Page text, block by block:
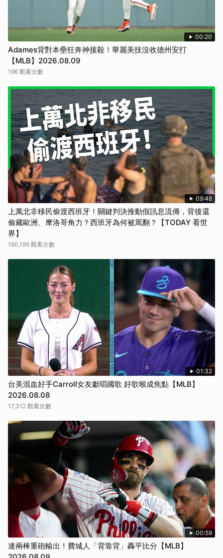
00:20
Adames背對本壘狂奔神接殺！華麗美技沒收德州安打
【MLB】2026.08.09
196 觀看次數
09:48
上萬北非移民偷渡西班牙！關鍵判決推動假訊息流傳，背後還
偷藏歐洲、摩洛哥角力？西班牙為何被罵翻？【TODAY 看世
界】
160,195 觀看次數
01:32
台美混血好手Carroll女友獻唱國歌 好歌喉成焦點【MLB】
2026.08.08
17,312 觀看次數
00:59
連兩棒重砲輸出！費城人「背靠背」轟平比分【MLB】